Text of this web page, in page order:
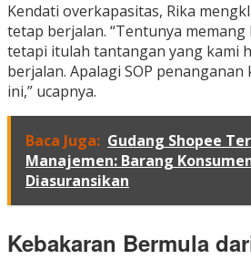
Kendati overkapasitas, Rika
tetap berjalan. “Tentunya memang
tetapi itulah tantangan yang kami
berjalan. Apalagi SOP
ini,” ucapnya.
Baca Juga: Gudang Shopee
Manajemen: Barang
Diasuransikan
Kebakaran Bermula